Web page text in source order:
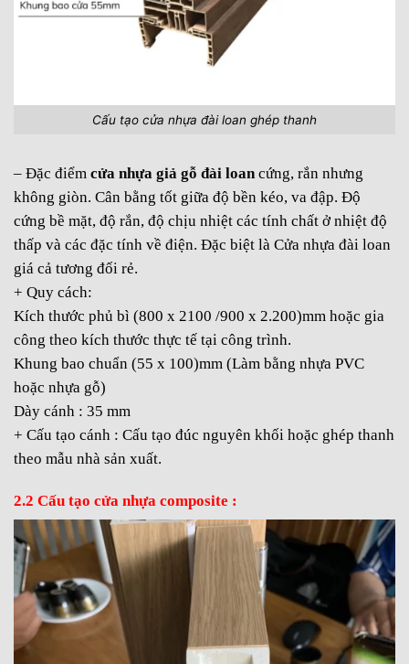
Cấu tạo cửa nhựa đài loan ghép thanh
– Đặc điểm cửa nhựa giả gỗ đài loancứng, rắn nhưng
không giòn. Cân bằng tốt giữa độ bền kéo, va đập. Độ
cứng bề mặt, độ rắn, độ chịu nhiệt các tính chất ở nhiệt độ
thấp và các đặc tính về điện. Đặc biệt là Cửa nhựa đài loan
giá cả tương đối rẻ.
+ Quy cách:
Kích thước phủ bì (800 x 2100 /900 x 2.200)mm hoặc gia
công theo kích thước thực tế tại công trình.
Khung bao chuẩn (55 x 100)mm (Làm bằng nhựa PVC
hoặc nhựa gỗ)
Dày cánh : 35 mm
+ Cấu tạo cánh : Cấu tạo đúc nguyên khối hoặc ghép thanh
theo mẫu nhà sản xuất.
2.2 Cấu tạo cửa nhựa composite :